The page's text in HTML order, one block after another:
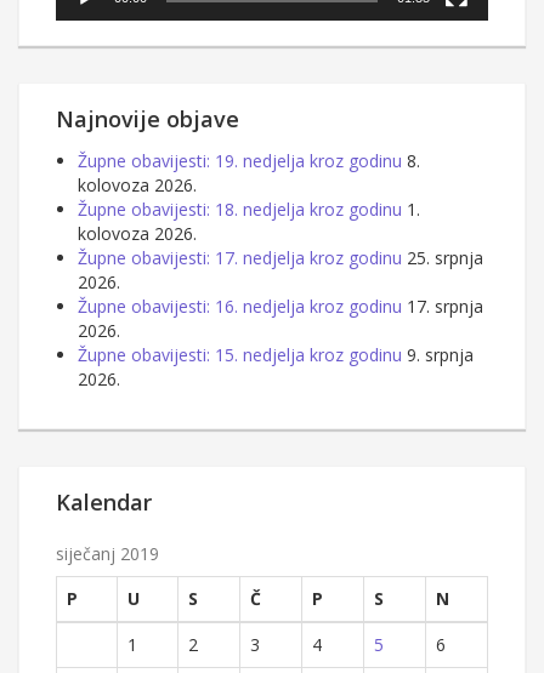
Najnovije objave
Župne obavijesti: 19. nedjelja kroz godinu 8.
kolovoza 2026.
Župne obavijesti: 18. nedjelja kroz godinu 1.
kolovoza 2026.
Župne obavijesti: 17. nedjelja kroz godinu 25. srpnja
2026.
Župne obavijesti: 16. nedjelja kroz godinu 17. srpnja
2026.
Župne obavijesti: 15. nedjelja kroz godinu 9. srpnja
2026.
Kalendar
siječanj 2019
P
U S Č P S
N
1
2 3 4 5
6